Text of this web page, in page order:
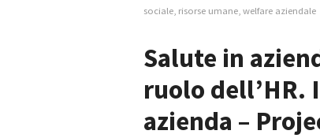
sociale, risorse umane, welfare aziendale
Salute in
ruolo dell’HR.
azienda –